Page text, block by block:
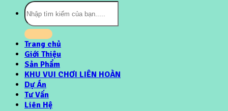
Tìm
kiếm:
Trang chủ
Giới Thiệu
Sản Phẩm
KHU VUI CHƠI LIÊN HOÀN
Dự Án
Tư Vấn
Liên Hệ